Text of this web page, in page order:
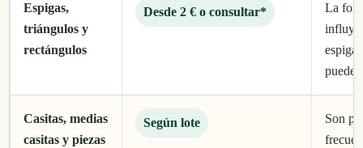
Espigas,
triángulos y
rectángulos
Desde 2 € o consultar*
La
Casitas, medias
casitas y piezas
Según lote
Son